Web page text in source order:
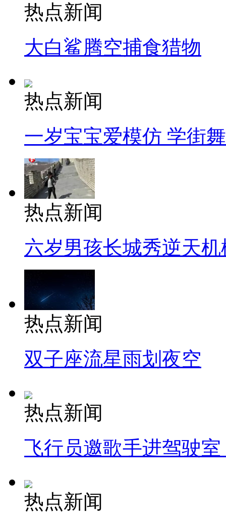
热点新闻
大白鲨腾空捕食猎物
热点新闻
一岁宝宝爱模仿 学街
热点新闻
六岁男孩长城秀逆天机
热点新闻
双子座流星雨划夜空
热点新闻
飞行员邀歌手进驾驶
热点新闻